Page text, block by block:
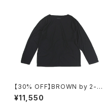
【30% OFF】BROWN by 2-ta
¥11,550